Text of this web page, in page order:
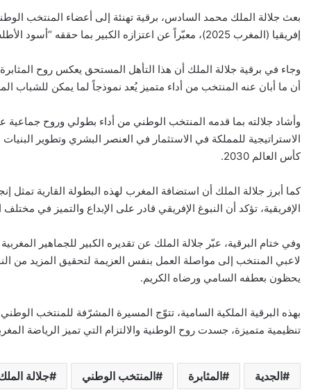
بعث جلالة الملك محمد السادس، برقية تهنئة إلى أعضاء المنتخب
إفريقيا (المغرب 2025)، معبّراً عن اعتزازه الكبير بما حققه “أسود الأطلس” من إنجاز قاري مشرف.
وجاء في برقية جلالة الملك أن هذا التأهل المستحق يعكس روح المثابرة
أن ما أبان عنه المنتخب من أداء متميز يُعد نموذجاً لما يمكن للشباب
وأشاد جلالته بما قدمه المنتخب الوطني من أداء بطولي وروح جماعية
الاستراتيجية للمملكة في الاستثمار في العنصر البشري وتطوير
كأس العالم 2030.
كما أبرز جلالة الملك أن استضافة المغرب لهذه البطولة القارية تمثل
الإفريقية، تؤكد أن النبوغ الإفريقي قادر على الإبداع والتميز في
وفي ختام البرقية، عبّر جلالة الملك عن تقديره الكبير للجماهير
لاعبي المنتخب إلى مواصلة العمل بنفس العزيمة لتحقيق المزيد من
يحظون بعطفه السامي ورضاه الكريم.
تنظيمية متميزة، جسدت روح الوطنية والالتزام التي تميز الرياضة
الجدية المثابرة المنتخب الوطني جلالة